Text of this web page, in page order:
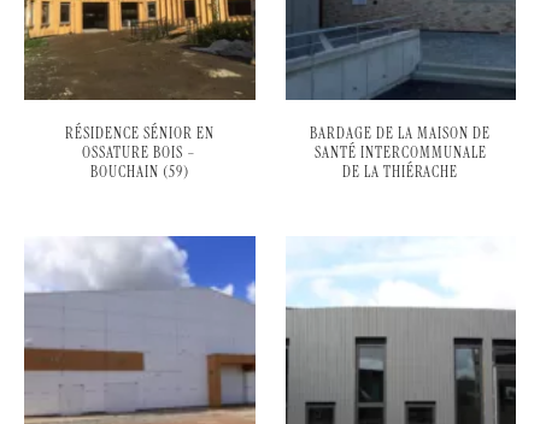
RÉSIDENCE SÉNIOR EN
OSSATURE BOIS –
BOUCHAIN (59)
BARDAGE DE LA MAISON DE
SANTÉ INTERCOMMUNALE
DE LA THIÉRACHE